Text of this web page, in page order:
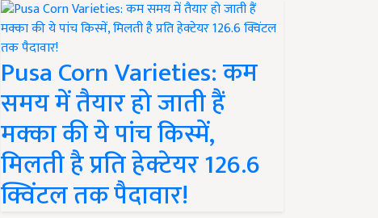
Pusa Corn Varieties: कम
समय में तैयार हो जाती हैं
मक्का की ये पांच किस्में,
मिलती है प्रति हेक्टेयर 126.6
क्विंटल तक पैदावार!